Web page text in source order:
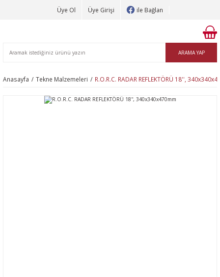
Üye Ol Üye Girişi ile Bağlan
ARAMA YAP
Anasayfa Tekne Malzemeleri R.O.R.C. RADAR REFLEKTÖRÜ 18'',